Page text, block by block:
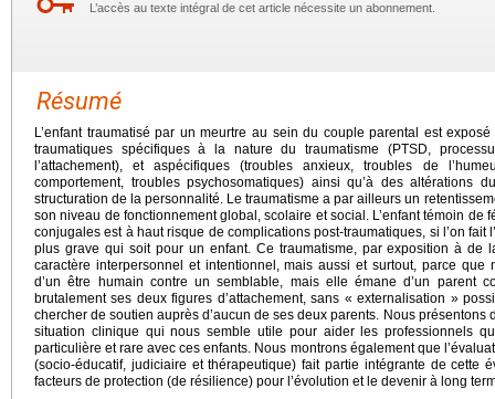
L’accès au texte intégral de cet article nécessite un abonnement.
Résumé
L’enfant traumatisé par un meurtre au sein du couple parental est
traumatiques spécifiques à la nature du traumatisme (PTSD,
l’attachement), et aspécifiques (troubles anxieux, troubles de
comportement, troubles psychosomatiques) ainsi qu’à des altérations
structuration de la personnalité. Le traumatisme a par ailleurs un
son niveau de fonctionnement global, scolaire et social. L’enfant témoin de
conjugales est à haut risque de complications post-traumatiques, si l’on fait
plus grave qui soit pour un enfant. Ce traumatisme, par exposition à de
caractère interpersonnel et intentionnel, mais aussi et surtout, parce que
d’un être humain contre un semblable, mais elle émane d’un parent
brutalement ses deux figures d’attachement, sans « externalisation »
chercher de soutien auprès d’aucun de ses deux parents. Nous présentons
situation clinique qui nous semble utile pour aider les professionnels
particulière et rare avec ces enfants. Nous montrons également que
(socio-éducatif, judiciaire et thérapeutique) fait partie intégrante de cette
facteurs de protection (de résilience) pour l’évolution et le devenir à long